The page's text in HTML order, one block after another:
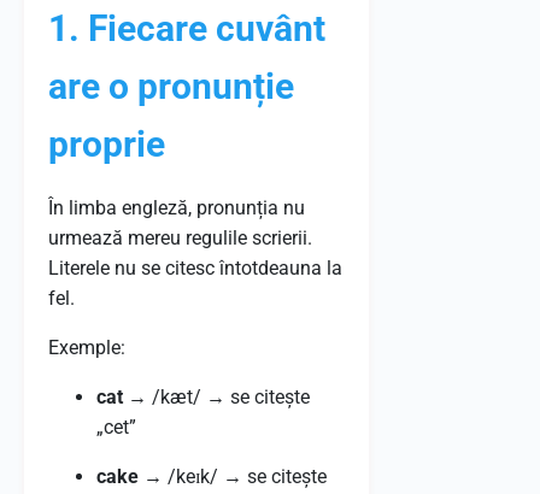
1. Fiecare cuvânt
are o pronunție
proprie
În limba engleză, pronunția nu
urmează mereu regulile scrierii.
Literele nu se citesc întotdeauna la
fel.
Exemple:
cat → /kæt/ → se citește
„cet”
cake → /keɪk/ → se citește